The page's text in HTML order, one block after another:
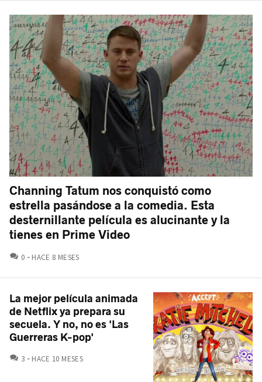
Channing Tatum nos conquistó como
estrella pasándose a la comedia. Esta
desternillante película es alucinante y la
tienes en Prime Video
0 COMENTARIOS
HACE 8 MESES
La mejor película animada
de Netflix ya prepara su
secuela. Y no, no es 'Las
Guerreras K-pop'
3 COMENTARIOS
HACE 10 MESES